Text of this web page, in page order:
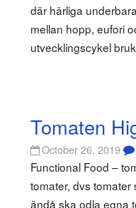
där härliga
mellan hopp, eufori
utvecklingscykel
Tomaten
October 26, 2019
Functional Food –
tomater, dvs
ändå ska odla egna